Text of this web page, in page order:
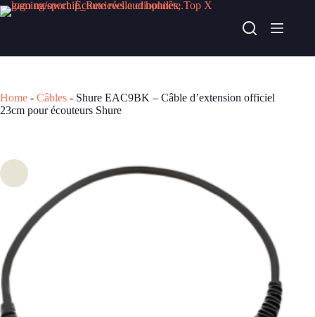
Passer
au
Acheter chez gear4music
Home - Câbles - Shure EAC9BK – Câble d’extension officiel
23cm pour écouteurs Shure